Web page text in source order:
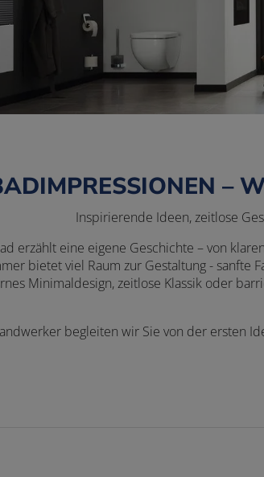
–
Inspirierende Ideen, zeitlose
erzählt eine eigene Geschichte – von
bietet viel Raum zur Gestaltung - sanfte
Minimaldesign, zeitlose Klassik oder
begleiten wir Sie von der ersten